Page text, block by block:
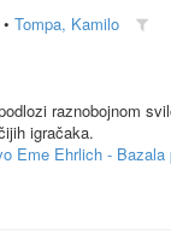
• Tompa, Kamilo
raznobojnom
igračaka.
Eme Ehrlich -